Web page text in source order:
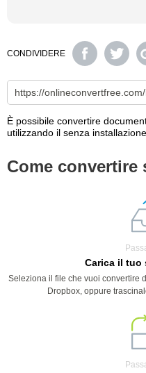
CONDIVIDERE
È possibile convertire
utilizzando il senza
Come convertire
Carica il tuo
Seleziona il file che vuoi convertire
Dropbox, oppure